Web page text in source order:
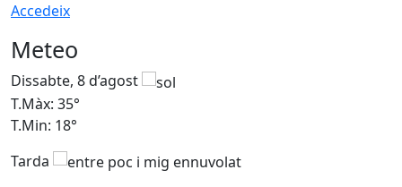
Accedeix
Meteo
Dissabte, 8 d’agost
T.Màx: 35°
T.Min: 18°
Tarda